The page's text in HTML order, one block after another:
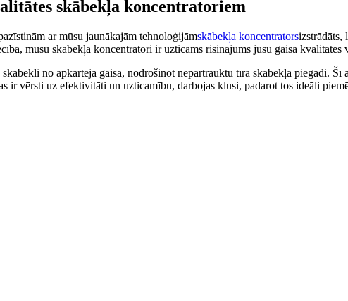
skābekļa koncentratoriem
ar mūsu jaunākajām tehnoloģijāmskābekļa koncentratorsizstrādāts,
mūsu skābekļa koncentratori ir uzticams risinājums jūsu gaisa kvalitātes
no apkārtējā gaisa, nodrošinot nepārtrauktu tīra skābekļa piegādi. Šī
ir vērsti uz efektivitāti un uzticamību, darbojas klusi, padarot tos ideāli